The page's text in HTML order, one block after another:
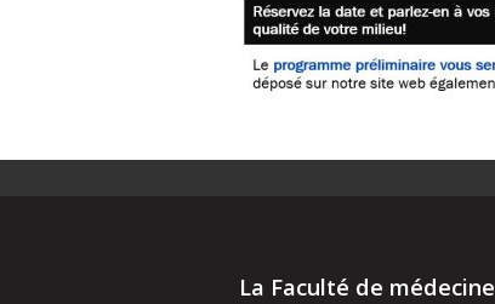
La Faculté de médecine